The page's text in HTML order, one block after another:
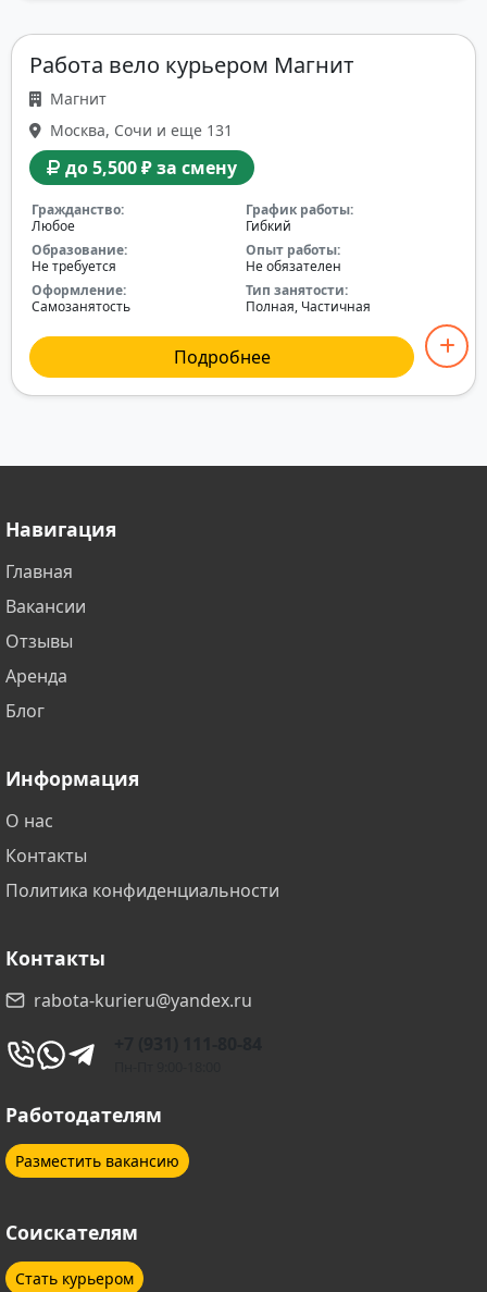
Работа вело курьером Магнит
Магнит
Москва, Сочи и еще 131
до 5,500 ₽ за смену
Гражданство:
Любое
График работы:
Гибкий
Образование:
Не требуется
Опыт работы:
Не обязателен
Оформление:
Самозанятость
Тип занятости:
Полная, Частичная
Подробнее
Навигация
Главная
Вакансии
Отзывы
Аренда
Блог
Информация
О нас
Контакты
Политика конфиденциальности
Контакты
rabota-kurieru@yandex.ru
Работодателям
Разместить вакансию
Соискателям
Стать курьером